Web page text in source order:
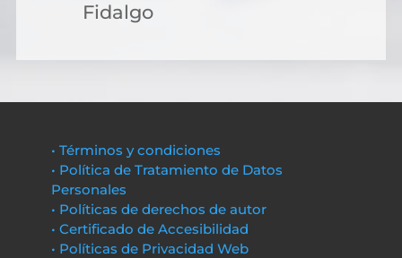
Fidalgo
• Términos y condiciones
• Política de Tratamiento de Datos
Personales
• Políticas de derechos de autor
• Certificado de Accesibilidad
• Políticas de Privacidad Web